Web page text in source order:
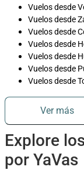
Vuelos desde
Vuelos desde
Vuelos desde
Vuelos desde
Vuelos desde
Vuelos desde
Vuelos desde
Ver más
Explore
por YaVas